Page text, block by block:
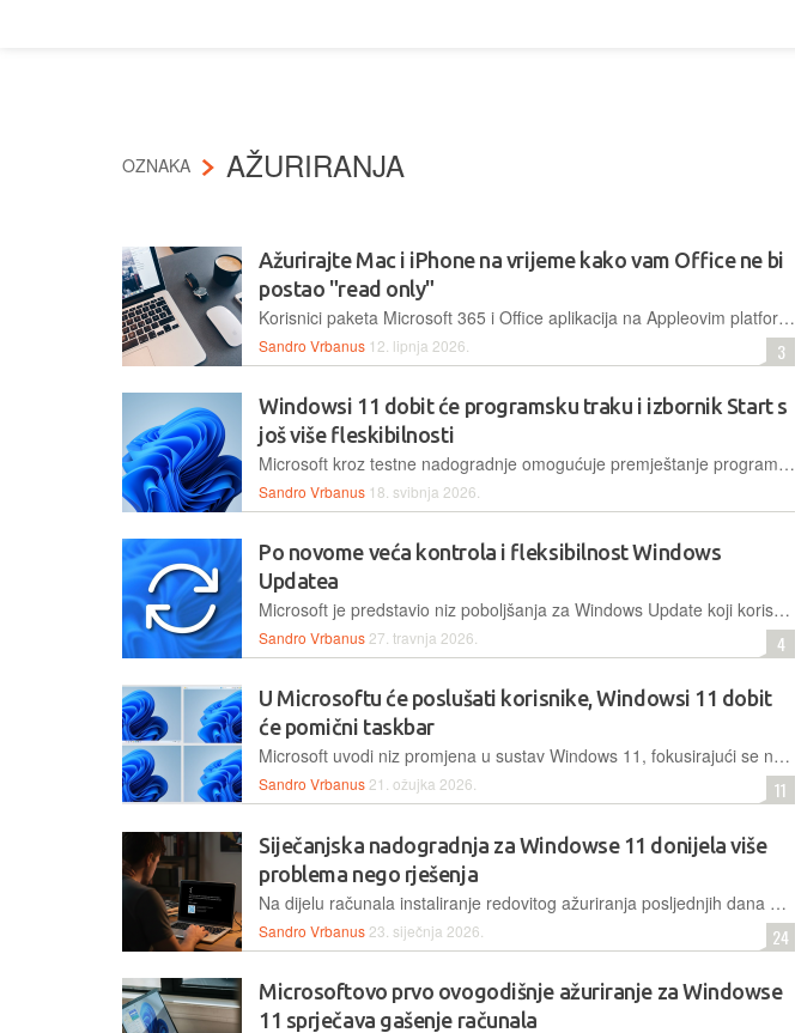
OZNAKA AŽURIRANJA
Ažurirajte Mac i iPhone na vrijeme kako vam Office ne bi
postao "read only"
Korisnici paketa Microsoft 365 i Office aplikacija na Appleovim platformama moraju nadograditi OS-ove i prijeći na pretplatu prije 13. srpnja kako bi zadržali mogućnost uređivanja datoteka
Sandro Vrbanus 12. lipnja 2026. 3
Windowsi 11 dobit će programsku traku i izbornik Start s
još više fleskibilnosti
Microsoft kroz testne nadogradnje omogućuje premještanje programske trake, smanjenje njezine veličine te jednostavnije upravljanje elementima izbornika Start radi veće produktivnosti i privatnosti
Sandro Vrbanus 18. svibnja 2026.
Po novome veća kontrola i fleksibilnost Windows
Updatea
Microsoft je predstavio niz poboljšanja za Windows Update koji korisnicima pružaju neograničenu mogućnost odgode ažuriranja, kao i veću slobodu pri gašenju računala bez instalacije ažuriranja
Sandro Vrbanus 27. travnja 2026. 4
U Microsoftu će poslušati korisnike, Windowsi 11 dobit
će pomični taskbar
Microsoft uvodi niz promjena u sustav Windows 11, fokusirajući se na personalizaciju sučelja, optimizaciju AI-ja te veću kontrolu nad ažuriranjima sustava, sve prema zahtjevima korisnika
Sandro Vrbanus 21. ožujka 2026. 11
Siječanjska nadogradnja za Windowse 11 donijela više
problema nego rješenja
Na dijelu računala instaliranje redovitog ažuriranja posljednjih dana uzrokuje crni ekran i povremene padove sustava, često povezane s Nvidia ili AMD grafičkim karticama, kao i probleme s aplikacijama
Sandro Vrbanus 23. siječnja 2026. 24
Microsoftovo prvo ovogodišnje ažuriranje za Windowse
11 sprječava gašenje računala